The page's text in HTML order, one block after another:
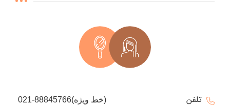
تلفن 021-88845766(خط ویژه)